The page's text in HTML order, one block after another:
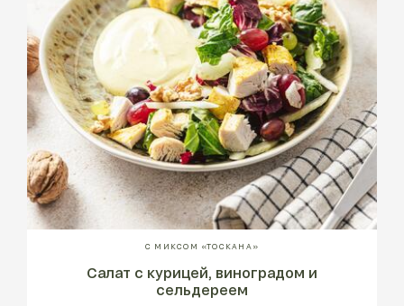
С МИКСОМ «ТОСКАНА»
Салат с курицей, виноградом и
сельдереем